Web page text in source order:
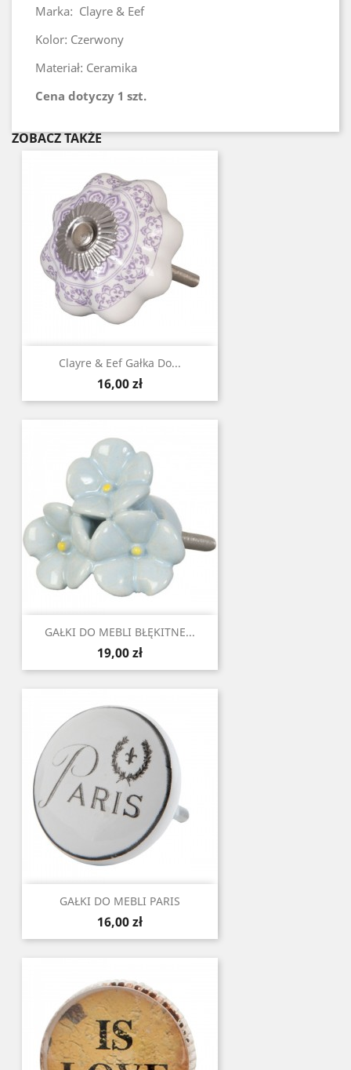
Marka: Clayre & Eef
Kolor: Czerwony
Materiał: Ceramika
Cena dotyczy 1 szt.
ZOBACZ TAKŻE
Clayre & Eef Gałka Do...
Cena
16,00 zł
GAŁKI DO MEBLI BŁĘKITNE...
Cena
19,00 zł
GAŁKI DO MEBLI PARIS
Cena
16,00 zł